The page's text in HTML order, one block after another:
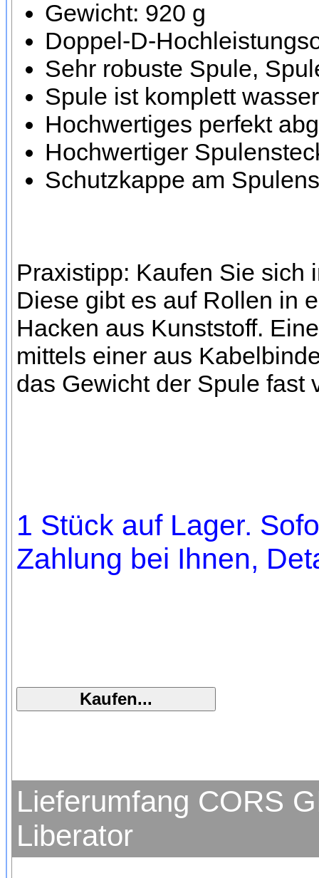
Gewicht: 920 g
Doppel-D-
Sehr robuste Spule,
Spule ist komplett
Hochwertiges perfekt
Hochwertiger
Schutzkappe am
Praxistipp: Kaufen Sie sich
Diese gibt es auf Rollen in
Hacken aus Kunststoff.
mittels einer aus
das Gewicht der Spule fast
1 Stück auf Lager.
Zahlung bei Ihnen,
Lieferumfang CORS
Liberator